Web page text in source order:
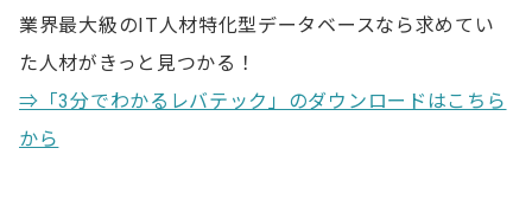
業界最大級のIT人材特化型データベースなら求めてい
た人材がきっと見つかる！
⇒「3分でわかるレバテック」のダウンロードはこちら
から